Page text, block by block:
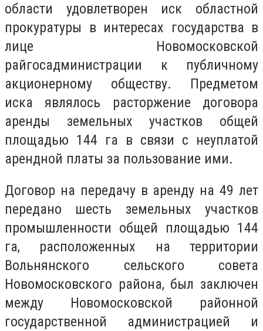
области удовлетворен иск областной
прокуратуры в интересах государства в
лице Новомосковской
райгосадминистрации к публичному
акционерному обществу. Предметом
иска являлось расторжение договора
аренды земельных участков общей
площадью 144 га в связи с неуплатой
арендной платы за пользование ими.
Договор на передачу в аренду на 49 лет
передано шесть земельных участков
промышленности общей площадью 144
га, расположенных на территории
Вольнянского сельского совета
Новомосковского района, был заключен
между Новомосковской районной
государственной администрацией и